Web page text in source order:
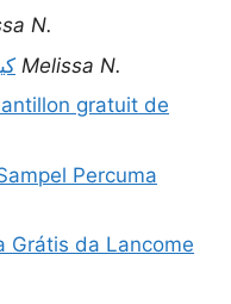
N.
Melissa N.
gratuit de
Percuma
Grátis da Lancome